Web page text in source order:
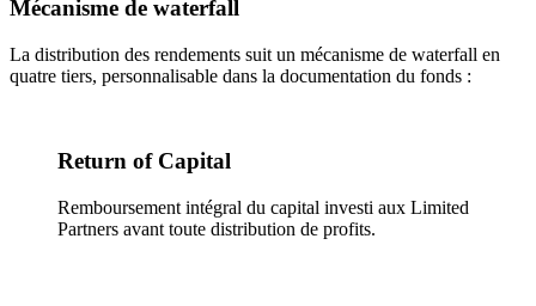
Mécanisme de waterfall
La distribution des rendements suit un mécanisme de waterfall en
quatre tiers, personnalisable dans la documentation du fonds :
Return of Capital
Remboursement intégral du capital investi aux Limited
Partners avant toute distribution de profits.